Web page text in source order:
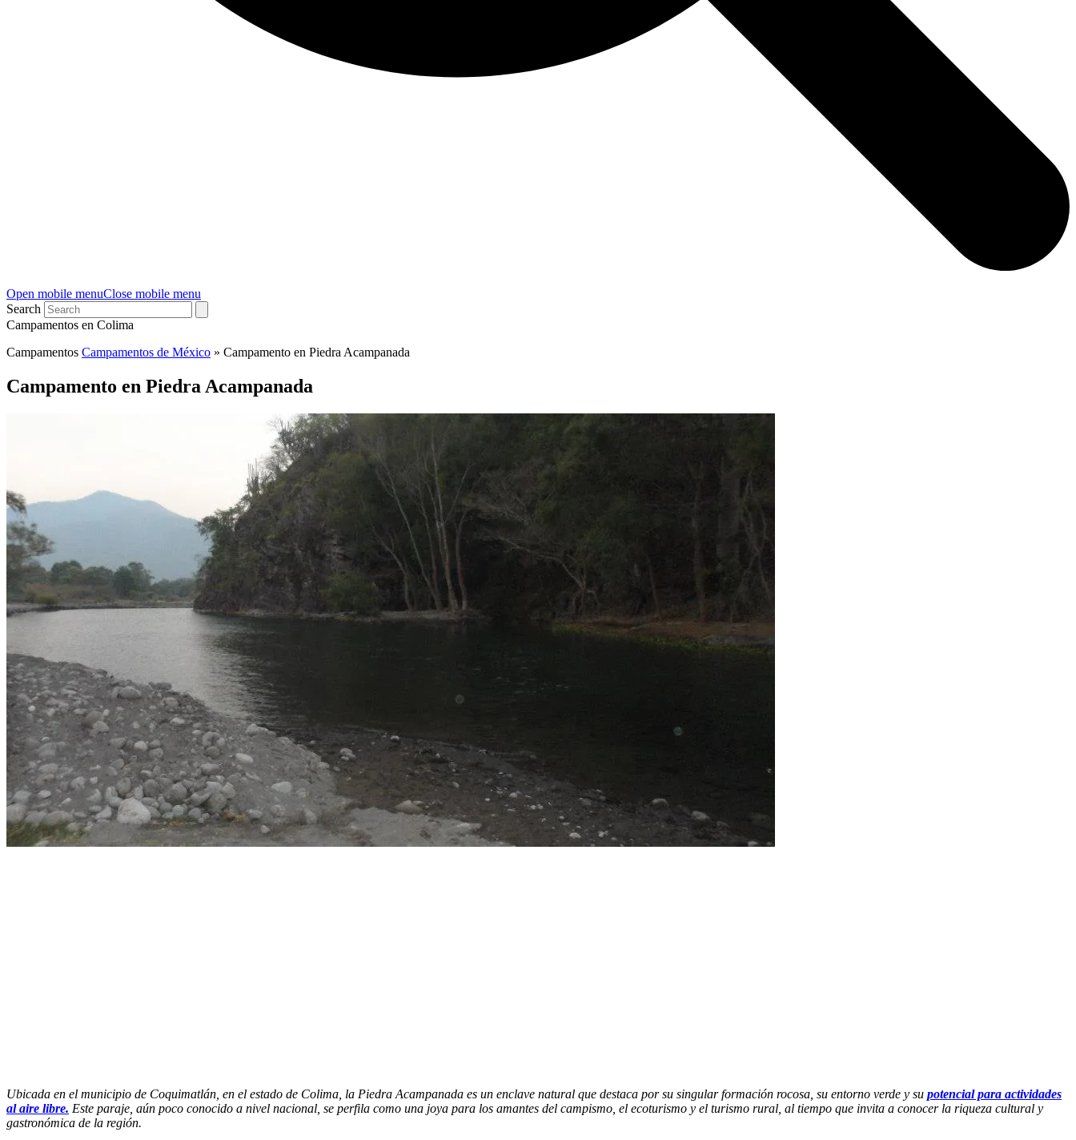
Open mobile menuClose mobile menu
Search
Campamentos en Colima
Campamentos Campamentos de México » Campamento en Piedra Acampanada
Campamento en Piedra Acampanada
Ubicada en el municipio de Coquimatlán, en el estado de Colima, la Piedra Acampanada es un enclave natural que destaca por su singular formación rocosa, su entorno verde y su potencial para actividades
al aire libre. Este paraje, aún poco conocido a nivel nacional, se perfila como una joya para los amantes del campismo, el ecoturismo y el turismo rural, al tiempo que invita a conocer la riqueza cultural y
gastronómica de la región.